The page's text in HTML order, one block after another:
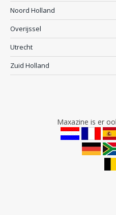
Noord Holland
Overijssel
Utrecht
Zuid Holland
Maxazine is er